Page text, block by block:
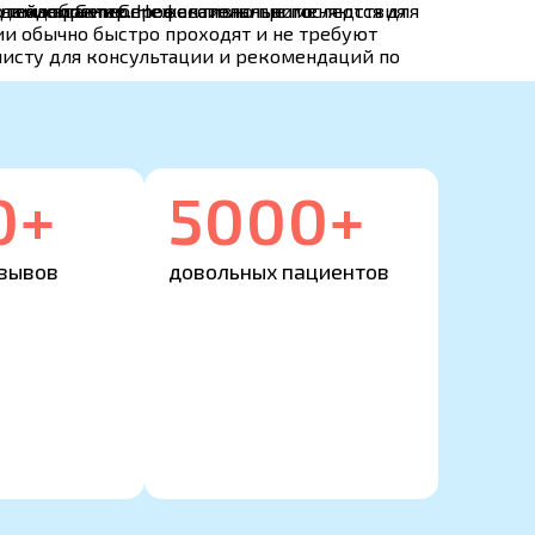
одобрение профессионального
Geneo.Geneo активно применяются для
характер. Нежелательные последствия
обычно быстро проходят и не требуют
для консультации и рекомендаций по
5000+
довольных пациентов